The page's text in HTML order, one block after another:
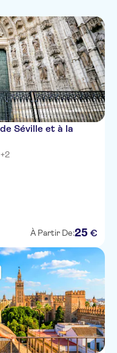
Séville et à la
À Partir De:25 €